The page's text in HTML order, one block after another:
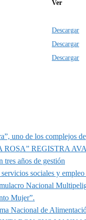
Ver
Descargar
Descargar
Descargar
uno de los complejos
REGISTRA
años de gestión
sociales y
Nacional
Mujer”.
Nacional de